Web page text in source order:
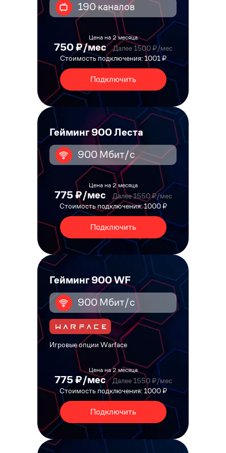
190 каналов
Цена на 2 месяца
750 ₽/мес
Далее 1500 ₽/мес
Стоимость подключения: 1001 ₽
Подключить
Гейминг 900 Леста
900 Мбит/с
Цена на 2 месяца
775 ₽/мес
Далее 1550 ₽/мес
Стоимость подключения: 1000 ₽
Подключить
Гейминг 900 WF
900 Мбит/с
Игровые опции Warface
Цена на 2 месяца
775 ₽/мес
Далее 1550 ₽/мес
Стоимость подключения: 1000 ₽
Подключить